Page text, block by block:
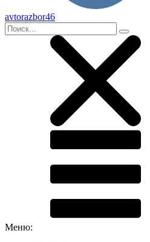
avtorazbor46
Меню: